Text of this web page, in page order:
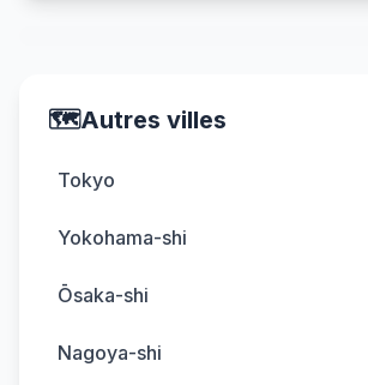
🗺️Autres villes
Tokyo
Yokohama-shi
Ōsaka-shi
Nagoya-shi